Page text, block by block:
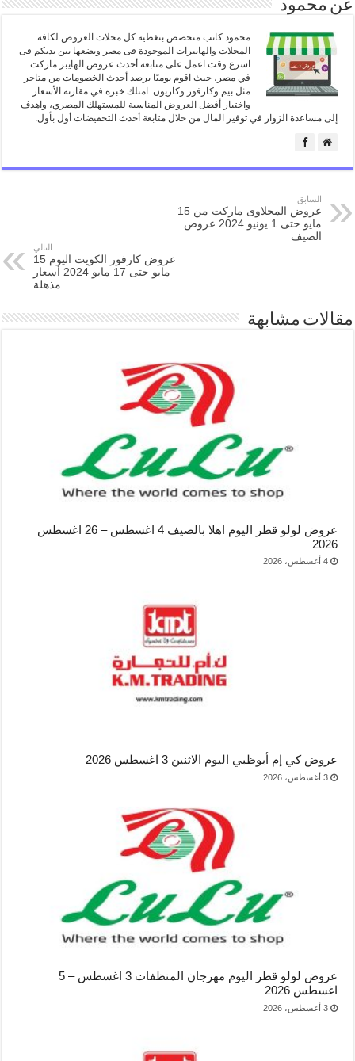
عن محمود
محمود كاتب متخصص بتغطية كل مجلات العروض لكافة
المحلات والهايبرات الموجودة فى مصر ويضعها بين يديكم فى
اسرع وقت اعمل على متابعة أحدث عروض الهايبر ماركت
في مصر، حيث اقوم يوميًا برصد أحدث الخصومات من متاجر
مثل بيم وكارفور وكازيون. امتلك خبرة في مقارنة الأسعار
واختيار أفضل العروض المناسبة للمستهلك المصري، واهدف
إلى مساعدة الزوار في توفير المال من خلال متابعة أحدث التخفيضات أول بأول.
السابق
عروض المحلاوى ماركت من 15
مايو حتى 1 يونيو 2024 عروض
الصيف
التالي
عروض كارفور الكويت اليوم 15
مايو حتى 17 مايو 2024 أسعار
مذهلة
مقالات مشابهة
عروض لولو قطر اليوم اهلا بالصيف 4 اغسطس – 26 اغسطس
2026
4 أغسطس، 2026
عروض كي إم أبوظبي اليوم الاثنين 3 اغسطس 2026
3 أغسطس، 2026
عروض لولو قطر اليوم مهرجان المنظفات 3 اغسطس – 5
اغسطس 2026
3 أغسطس، 2026